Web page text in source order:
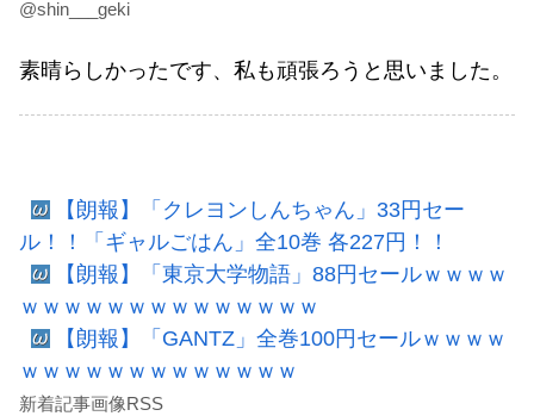
@shin___geki
素晴らしかったです、私も頑張ろうと思いました。
【朗報】「クレヨンしんちゃん」33円セー
ル！！「ギャルごはん」全10巻 各227円！！
【朗報】「東京大学物語」88円セールｗｗｗｗ
ｗｗｗｗｗｗｗｗｗｗｗｗｗｗ
【朗報】「GANTZ」全巻100円セールｗｗｗｗ
ｗｗｗｗｗｗｗｗｗｗｗｗｗ
新着記事画像RSS